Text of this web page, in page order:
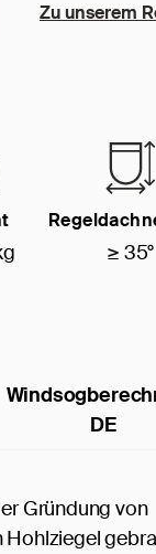
Zu unserem
≥ 35°
DE
Gründung von
Hohlziegel